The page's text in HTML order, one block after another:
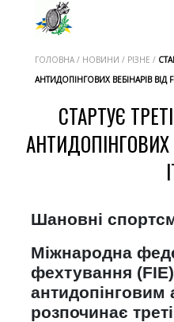
ГОЛОВНА / НОВИНИ / РІЗНЕ /
АНТИДОПІНГОВИХ ВЕБІНАРІВ ВІД
СТАРТУЄ
АНТИДОПІНГОВИХ
Шановні
Міжнародна
фехтування
антидопінговим
розпочинає